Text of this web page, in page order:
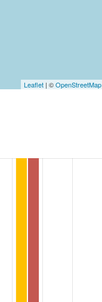
Leaflet| ©OpenStreetMap